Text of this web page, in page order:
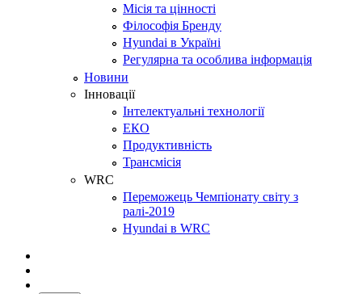
Місія та цінності
Філософія Бренду
Hyundai в Україні
Регулярна та особлива інформація
Новини
Інновації
Інтелектуальні технології
ЕКО
Продуктивність
Трансмісія
WRC
Переможець Чемпіонату світу з
ралі-2019
Hyundai в WRC